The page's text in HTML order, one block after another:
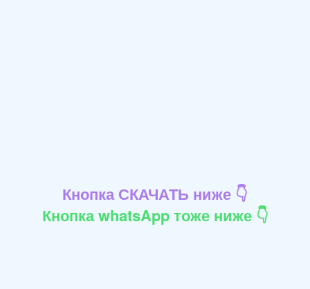
Кнопка СКАЧАТЬ ниже 👇
Кнопка whatsApp тоже ниже 👇